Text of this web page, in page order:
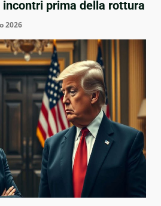
prima della rottura
2026